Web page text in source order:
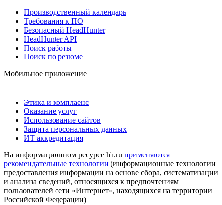
Производственный календарь
Требования к ПО
Безопасный HeadHunter
HeadHunter API
Поиск работы
Поиск по резюме
Мобильное приложение
Этика и комплаенс
Оказание услуг
Использование сайтов
Защита персональных данных
ИТ аккредитация
На информационном ресурсе hh.ru применяются
рекомендательные технологии (информационные технологии
предоставления информации на основе сбора, систематизации
и анализа сведений, относящихся к предпочтениям
пользователей сети «Интернет», находящихся на территории
Российской Федерации)